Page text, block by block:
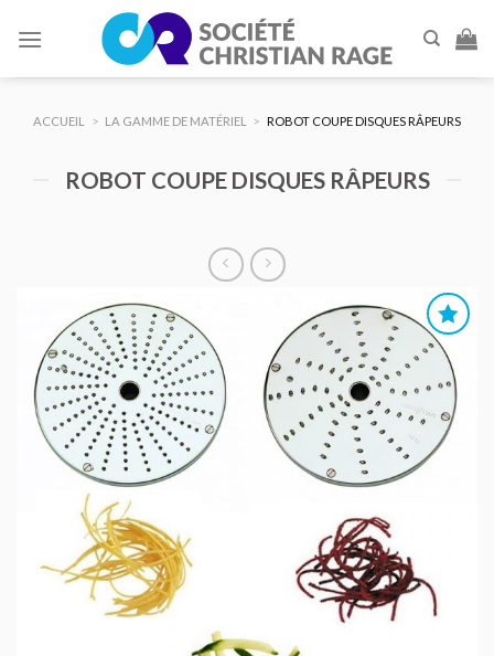
ACCUEIL > LA GAMME DE MATÉRIEL > ROBOT COUPE DISQUES RÂPEURS
ROBOT COUPE DISQUES RÂPEURS
AJOUTER
AU DEVIS